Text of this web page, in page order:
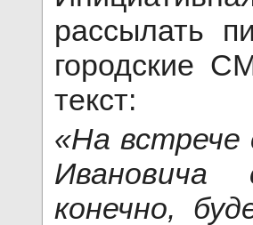
рассылать
городские
текст:
«На встрече
Ивановича
конечно,